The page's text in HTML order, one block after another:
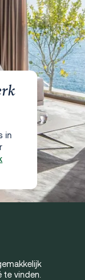
in
vinden.